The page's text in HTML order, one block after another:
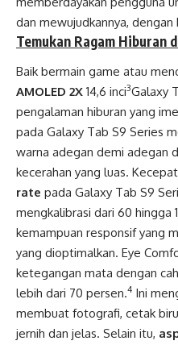
dan mewujudkannya,
Temukan Ragam Hiburan
Baik bermain game atau
AMOLED 2X 14,6 inci3Galaxy
pengalaman hiburan yang
pada Galaxy Tab S9 Series
warna adegan demi adegan
kecerahan yang luas.
rate pada Galaxy Tab S9
mengkalibrasi dari 60 hingga
kemampuan responsif yang
yang dioptimalkan. Eye
ketegangan mata dengan
lebih dari 70 persen.4 Ini
membuat fotografi, cetak
jernih dan jelas. Selain itu,